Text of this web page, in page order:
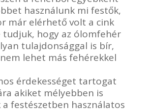
használunk mi festők,
már elérhető volt a cink
tudjuk, hogy az ólomfehér
tulajdonsággal is bír,
lehet más fehérekkel
érdekességet tartogat
akiket mélyebben is
festészetben használatos